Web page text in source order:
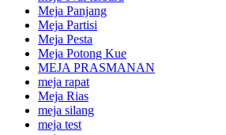
Meja Panjang
Meja Partisi
Meja Pesta
Meja Potong Kue
MEJA PRASMANAN
meja rapat
Meja Rias
meja silang
meja test